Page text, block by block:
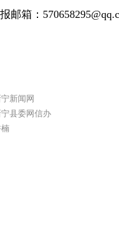
邮箱：
新闻网
县委网信办